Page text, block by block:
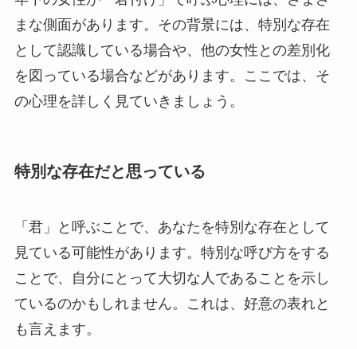
まな側面があります。その背景には、特別な存在
として認識している場合や、他の女性との差別化
を図っている場合などがあります。ここでは、そ
の心理を詳しく見ていきましょう。
特別な存在だと思っている
「君」と呼ぶことで、あなたを特別な存在として
見ている可能性があります。特別な呼び方をする
ことで、自分にとって大切な人であることを示し
ているのかもしれません。これは、好意の表れと
も言えます。